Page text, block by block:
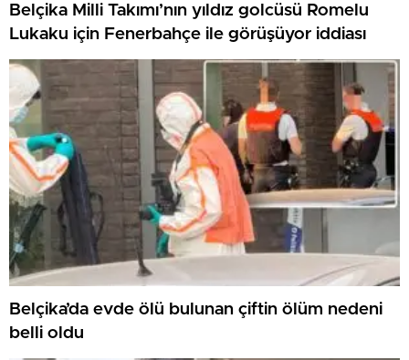
Belçika Milli Takımı’nın yıldız golcüsü Romelu
Lukaku için Fenerbahçe ile görüşüyor iddiası
Belçika’da evde ölü bulunan çiftin ölüm nedeni
belli oldu